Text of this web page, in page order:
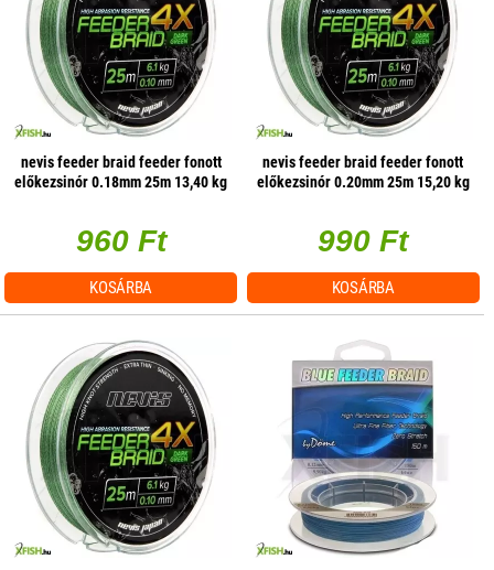
nevis feeder braid feeder fonott
előkezsinór 0.18mm 25m 13,40 kg
960 Ft
KOSÁRBA
nevis feeder braid feeder fonott
előkezsinór 0.20mm 25m 15,20 kg
990 Ft
KOSÁRBA